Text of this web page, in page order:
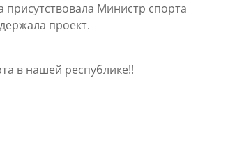
Министр спорта
проект.
в нашей республике!!